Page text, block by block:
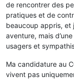
de rencontrer des
pratiques et de
beaucoup appris, et
aventure, mais
usagers et
Ma candidature au
vivent pas